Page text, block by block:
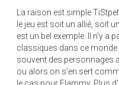
La raison est simple
le jeu est soit un allié, soit
est un bel exemple. Il n'y a
classiques dans ce monde
souvent des personnages
ou alors on s'en sert